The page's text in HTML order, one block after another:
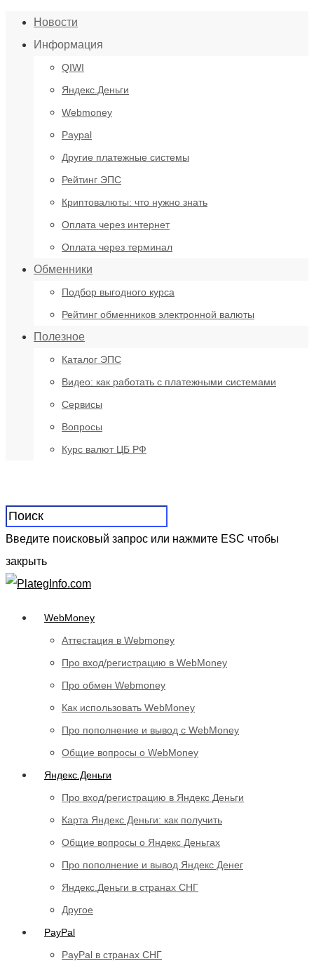
Новости
Информация
QIWI
Яндекс.Деньги
Webmoney
Paypal
Другие платежные системы
Рейтинг ЭПС
Криптовалюты: что нужно знать
Оплата через интернет
Оплата через терминал
Обменники
Подбор выгодного курса
Рейтинг обменников электронной валюты
Полезное
Каталог ЭПС
Видео: как работать с платежными системами
Сервисы
Вопросы
Курс валют ЦБ РФ
Введите поисковый запрос или нажмите ESC чтобы
закрыть
WebMoney
Аттестация в Webmoney
Про вход/регистрацию в WebMoney
Про обмен Webmoney
Как использовать WebMoney
Про пополнение и вывод с WebMoney
Общие вопросы о WebMoney
Яндекс.Деньги
Про вход/регистрацию в Яндекс Деньги
Карта Яндекс Деньги: как получить
Общие вопросы о Яндекс Деньгах
Про пополнение и вывод Яндекс Денег
Яндекс.Деньги в странах СНГ
Другое
PayPal
PayPal в странах СНГ